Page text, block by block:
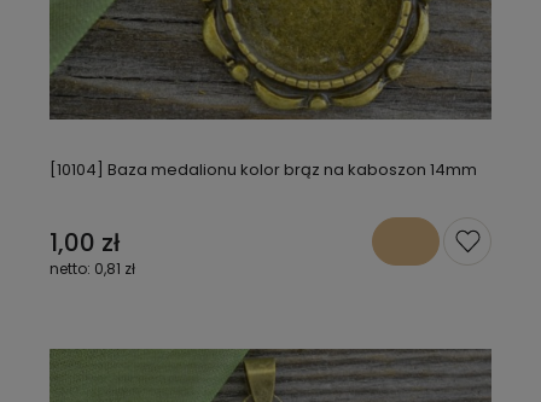
[10104] Baza medalionu kolor brąz na kaboszon 14mm
1,00 zł
0,81 zł